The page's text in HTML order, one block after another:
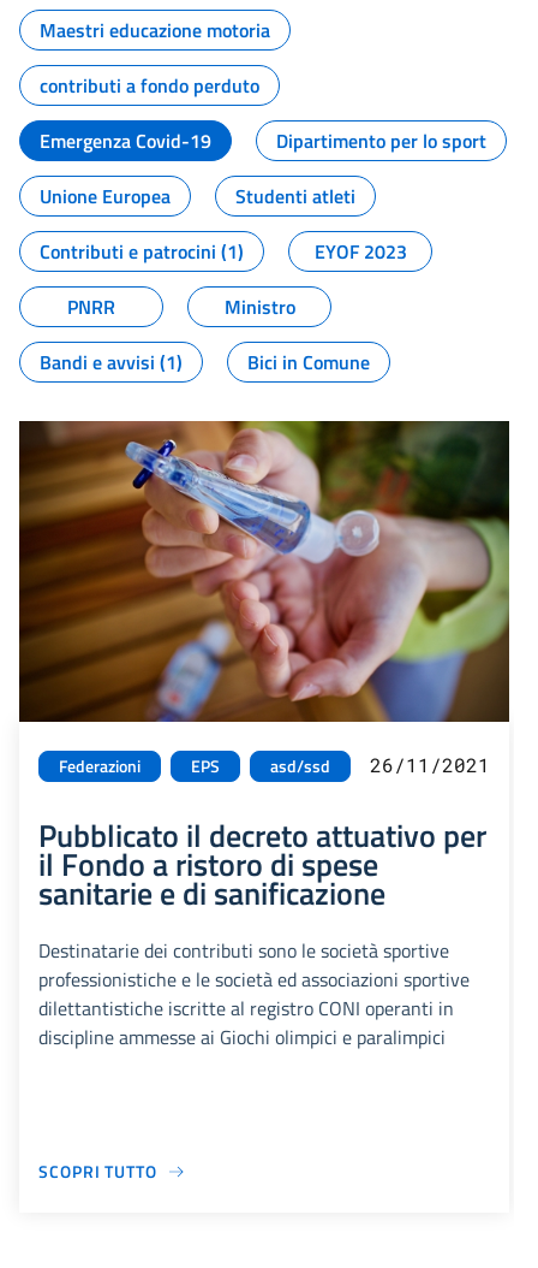
Maestri educazione motoria
contributi a fondo perduto
Emergenza Covid-19
Dipartimento per lo sport
Unione Europea
Studenti atleti
Contributi e patrocini (1)
EYOF 2023
PNRR
Ministro
Bandi e avvisi (1)
Bici in Comune
Federazioni EPS asd/ssd 26/11/2021
Pubblicato il decreto attuativo per
il Fondo a ristoro di spese
sanitarie e di sanificazione
Destinatarie dei contributi sono le società sportive
professionistiche e le società ed associazioni sportive
dilettantistiche iscritte al registro CONI operanti in
discipline ammesse ai Giochi olimpici e paralimpici
SCOPRI TUTTO